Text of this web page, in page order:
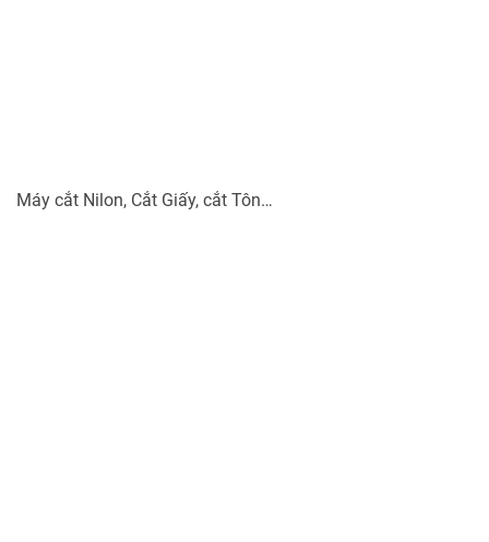
Máy cắt Nilon, Cắt Giấy, cắt Tôn…